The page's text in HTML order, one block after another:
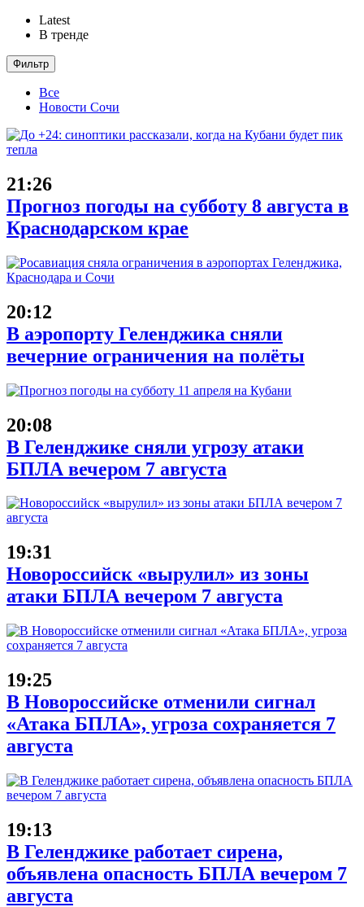
Latest
В тренде
Фильтр
Все
Новости Сочи
21:26
Прогноз погоды на субботу 8 августа в
Краснодарском крае
20:12
В аэропорту Геленджика сняли
вечерние ограничения на полёты
20:08
В Геленджике сняли угрозу атаки
БПЛА вечером 7 августа
19:31
Новороссийск «вырулил» из зоны
атаки БПЛА вечером 7 августа
19:25
В Новороссийске отменили сигнал
«Атака БПЛА», угроза сохраняется 7
августа
19:13
В Геленджике работает сирена,
объявлена опасность БПЛА вечером 7
августа